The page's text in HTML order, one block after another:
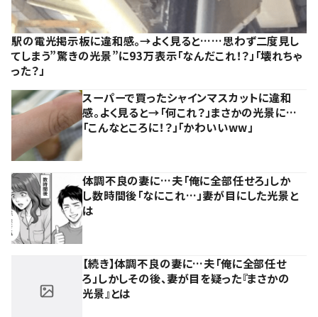
駅の電光掲示板に違和感。→よく見ると……思わず二度見し
てしまう”驚きの光景”に93万表示「なんだこれ！？」「壊れちゃ
った？」
スーパーで買ったシャインマスカットに違和
感。よく見ると→「何これ？」まさかの光景に…
「こんなところに！？」「かわいいww」
体調不良の妻に…夫「俺に全部任せろ」しか
し数時間後「なにこれ…」妻が目にした光景と
は
【続き】体調不良の妻に…夫「俺に全部任せ
ろ」しかしその後、妻が目を疑った『まさかの
光景』とは